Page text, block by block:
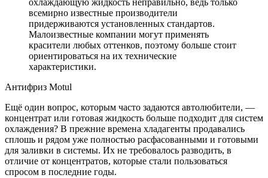
охлаждающую жидкость неправильно, ведь только
всемирно известные производители
придерживаются установленных стандартов.
Малоизвестные компании могут применять
красители любых оттенков, поэтому больше стоит
ориентироваться на их технические
характеристики.
Антифриз Motul
Ещё один вопрос, которым часто задаются автолюбители, —
концентрат или готовая жидкость больше подходит для систем
охлаждения? В прежние времена хладагенты продавались
сплошь и рядом уже полностью расфасованными и готовыми
для заливки в системы. Их не требовалось разводить, в
отличие от концентратов, которые стали пользоваться
спросом в последние годы.